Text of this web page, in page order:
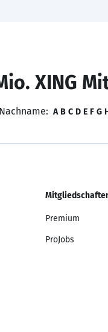
XING
Nachname: A B C D E F G
Premium
ProJobs